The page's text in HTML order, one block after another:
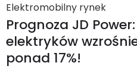
Elektromobilny rynek
Prognoza JD
elektryków
ponad 17%!